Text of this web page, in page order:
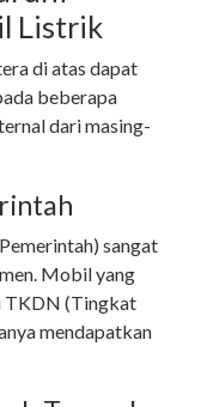
Listrik
di atas dapat
beberapa
dari masing-
sangat
Mobil yang
TKDN (Tingkat
mendapatkan